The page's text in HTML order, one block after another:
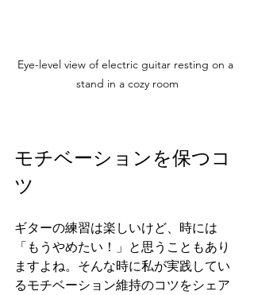
Eye-level view of electric guitar resting on a
stand in a cozy room
モチベーションを保つコ
ツ
ギターの練習は楽しいけど、時には
「もうやめたい！」と思うこともあり
ますよね。そんな時に私が実践してい
るモチベーション維持のコツをシェア